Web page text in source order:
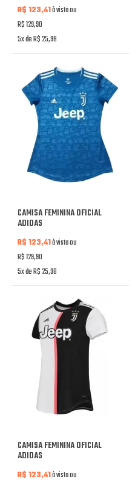
R$ 123,41à vista ou
R$ 129,90
5x de R$ 25,98
CAMISA FEMININA OFICIAL
ADIDAS
R$ 123,41à vista ou
R$ 129,90
5x de R$ 25,98
CAMISA FEMININA OFICIAL
ADIDAS
R$ 123,41à vista ou